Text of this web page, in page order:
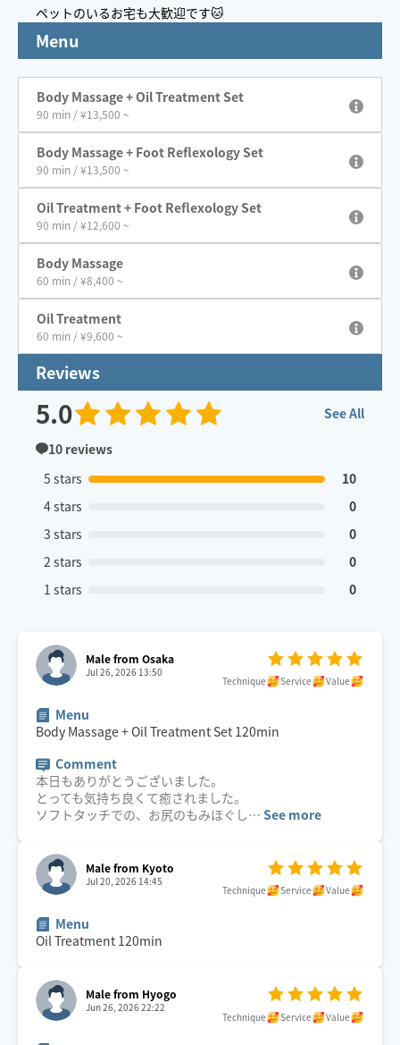
ペットのいるお宅も大歓迎です🐱
Menu
Body Massage + Oil Treatment Set
90 min / ¥13,500 ~
Body Massage + Foot Reflexology Set
90 min / ¥13,500 ~
Oil Treatment + Foot Reflexology Set
90 min / ¥12,600 ~
Body Massage
60 min / ¥8,400 ~
Oil Treatment
60 min / ¥9,600 ~
Reviews
5.0
See All
10 reviews
5 stars
10
4 stars
0
3 stars
0
2 stars
0
1 stars
0
Male from Osaka
Jul 26, 2026 13:50
Technique Service Value
Menu
Body Massage + Oil Treatment Set 120min
Comment
本日もありがとうございました。
とっても気持ち良くて癒されました。
ソフトタッチでの、お尻のもみほぐし… See more
Male from Kyoto
Jul 20, 2026 14:45
Technique Service Value
Menu
Oil Treatment 120min
Male from Hyogo
Jun 26, 2026 22:22
Technique Service Value